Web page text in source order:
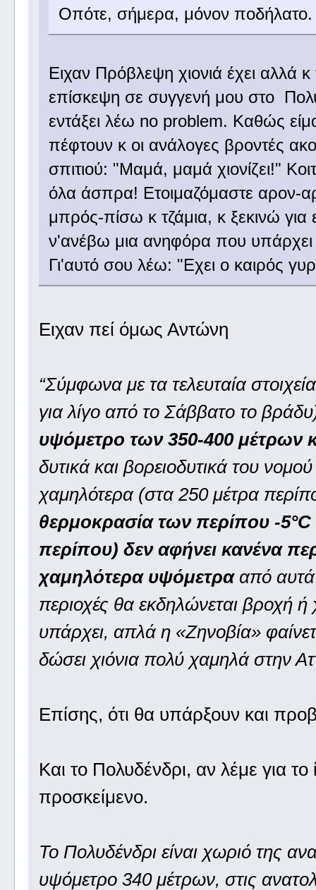
Οπότε, σήμερα, μόνον
Ειχαν Πρόβλεψη χιονιά έχει αλλά
επίσκεψη σε συγγενή μου στο
εντάξει λέω no problem. Καθώς
πέφτουν κ οι ανάλογες βροντές
σπιτιού: "Μαμά, μαμά χιονίζει!"
όλα άσπρα! Ετοιμαζόμαστε αρον-
μπρός-πίσω κ τζάμια, κ ξεκινώ
ν'ανέβω μια ανηφόρα που υπάρχει
Γι'αυτό σου λέω: "Εχει ο καιρός
Ειχαν πεί όμως Αντώνη
“Σύμφωνα με τα τελευταία
για λίγο από το Σάββατο το
υψόμετρο των 350-400 μέτρων
δυτικά και βορειοδυτικά του
χαμηλότερα (στα 250 μέτρα
θερμοκρασία των περίπου -
περίπου) δεν αφήνει κανένα
χαμηλότερα υψόμετρααπό αυτά
περιοχές θα εκδηλώνεται βροχή
υπάρχει, απλά η «Ζηνοβία»
δώσει χιόνια πολύ χαμηλά στην
Επίσης, ότι θα υπάρξουν και
Και το Πολυδένδρι, αν λέμε για το
προσκείμενο.
Το Πολυδένδρι είναι χωριό της
υψόμετρο 340 μέτρων, στις